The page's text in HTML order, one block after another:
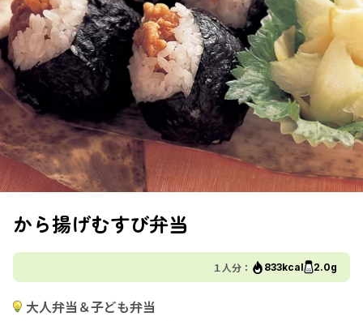
から揚げむすび弁当
１人分： 833kcal 2.0g
大人弁当＆子ども弁当